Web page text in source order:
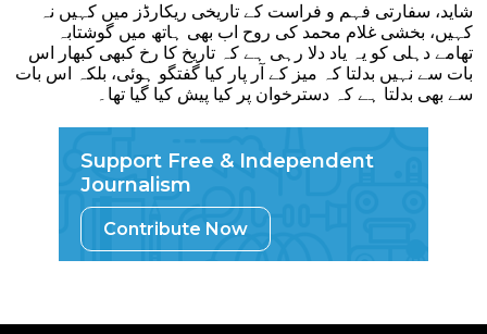
شاید، سفارتی فہم و فراست کے تاریخی ریکارڈز میں کہیں نہ
کہیں، بخشی غلام محمد کی روح اب بھی ہاتھ میں گوشتابہ
تھامے دہلی کو یہ یاد دلا رہی ہے کہ تاریخ کا رخ کبھی کبھار اس
بات سے نہیں بدلتا کہ میز کے آر پار کیا گفتگو ہوئی، بلکہ اس بات
سے بھی بدلتا ہے کہ دسترخوان پر کیا پیش کیا گیا تھا۔
Support Free & Independent
Journalism
Contribute Now